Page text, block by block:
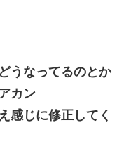
うなってるのとか
カン
感じに修正してく